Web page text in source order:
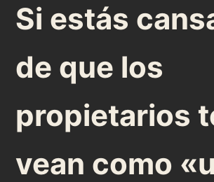
Si estás
de que los
propietarios
vean como